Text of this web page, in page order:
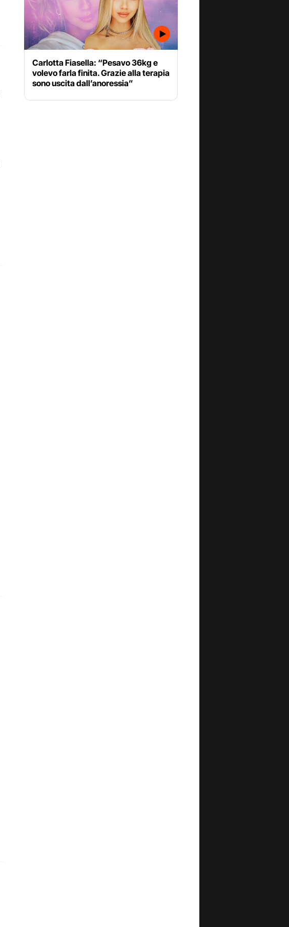
Carlotta Fiasella: “Pesavo 36kg e
volevo farla finita. Grazie alla terapia
sono uscita dall’anoressia”